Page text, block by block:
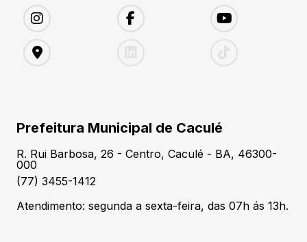
Prefeitura Municipal de Caculé
R. Rui Barbosa, 26 - Centro, Caculé - BA, 46300-
000
(77) 3455-1412
Atendimento: segunda a sexta-feira, das 07h ás 13h.